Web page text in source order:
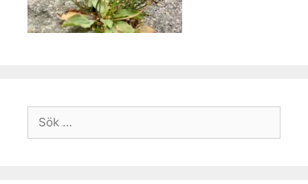
efter: